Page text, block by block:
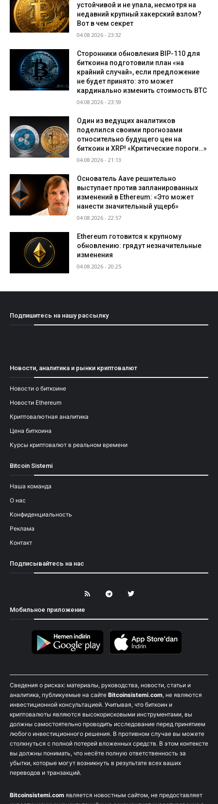
устойчивой и не упала, несмотря на
недавний крупный хакерский взлом?
Вот в чем секрет
04.08.2026 - 23:32
Сторонники обновления BIP-110 для
биткоина подготовили план «на
крайний случай», если предложение
не будет принято: это может
кардинально изменить стоимость BTC
04.08.2026 - 23:59
Один из ведущих аналитиков
поделился своими прогнозами
относительно будущего цен на
биткоин и XRP! «Критические пороги…»
04.08.2026 - 21:13
Основатель Aave решительно
выступает против запланированных
изменений в Ethereum: «Это может
нанести значительный ущерб»
04.08.2026 - 22:57
Ethereum готовится к крупному
обновлению: грядут незначительные
изменения
04.08.2026 - 20:25
Подпишитесь на нашу рассылку
Новости, аналитика и рынки криптовалют
Новости о биткоине
Новости Ethereum
Криптовалютная аналитика
Цена биткоина
Курсы криптовалют в реальном времени
Bitcoin Sistemi
Наша команда
О нас
Конфиденциальность
Реклама
Контакт
Подписывайтесь на нас
Мобильное приложение
Сведения о рисках: материалы, руководства, новости, статьи и
аналитика, публикуемые на сайте Bitcoinsistemi.com, не являются
инвестиционной консультацией. Учитывая, что биткоин и
криптовалюты являются высокорисковыми инструментами, вы
должны самостоятельно проводить исследование перед принятием
любого инвестиционного решения. В противном случае вы можете
столкнуться с полной потерей вложенных средств. В этом контексте
вы должны понимать, что несёте полную ответственность за
убытки, которые могут возникнуть в результате всех ваших
переводов и транзакций.
Bitcoinsistemi.com является новостным сайтом, не предоставляет